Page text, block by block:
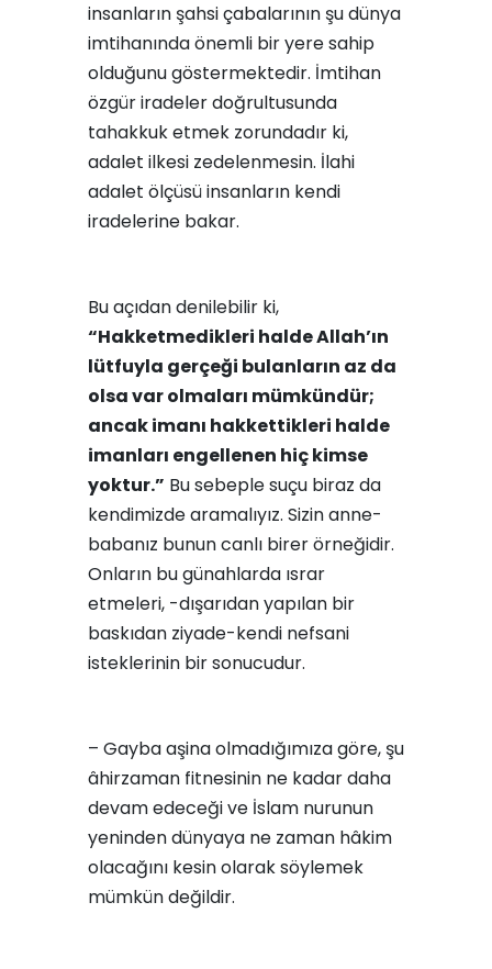
insanların şahsi çabalarının şu dünya
imtihanında önemli bir yere sahip
olduğunu göstermektedir. İmtihan
özgür iradeler doğrultusunda
tahakkuk etmek zorundadır ki,
adalet ilkesi zedelenmesin. İlahi
adalet ölçüsü insanların kendi
iradelerine bakar.
Bu açıdan denilebilir ki,
“Hakketmedikleri halde Allah’ın
lütfuyla gerçeği bulanların az da
olsa var olmaları mümkündür;
ancak imanı hakkettikleri halde
imanları engellenen hiç kimse
yoktur.” Bu sebeple suçu biraz da
kendimizde aramalıyız. Sizin anne-
babanız bunun canlı birer örneğidir.
Onların bu günahlarda ısrar
etmeleri, -dışarıdan yapılan bir
baskıdan ziyade-kendi nefsani
isteklerinin bir sonucudur.
– Gayba aşina olmadığımıza göre, şu
âhirzaman fitnesinin ne kadar daha
devam edeceği ve İslam nurunun
yeninden dünyaya ne zaman hâkim
olacağını kesin olarak söylemek
mümkün değildir.